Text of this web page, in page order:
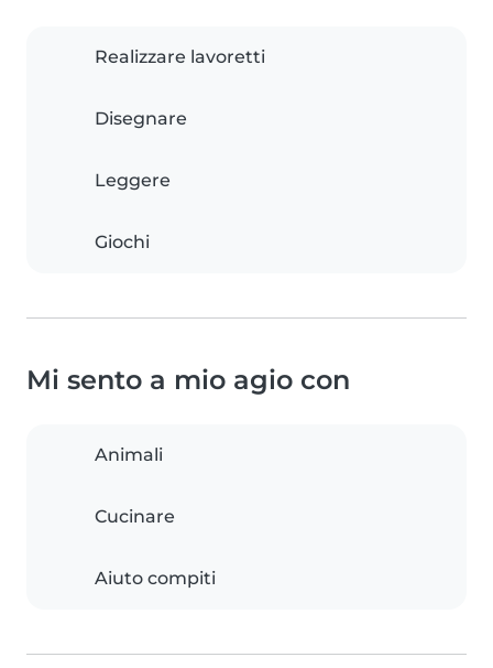
Realizzare lavoretti
Disegnare
Leggere
Giochi
Mi sento a mio agio con
Animali
Cucinare
Aiuto compiti